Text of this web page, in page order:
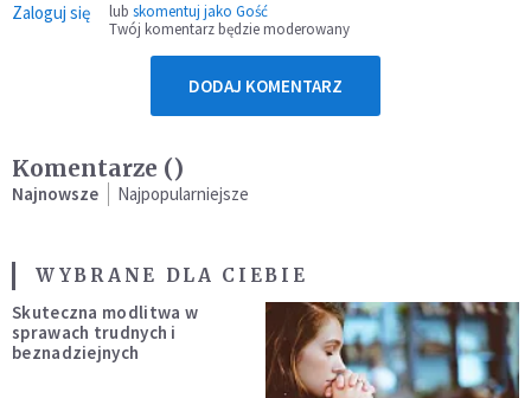
Zaloguj się lub skomentuj jako Gość
Twój komentarz będzie moderowany
DODAJ KOMENTARZ
Komentarze ()
Najnowsze Najpopularniejsze
WYBRANE DLA CIEBIE
Skuteczna modlitwa w
sprawach trudnych i
beznadziejnych